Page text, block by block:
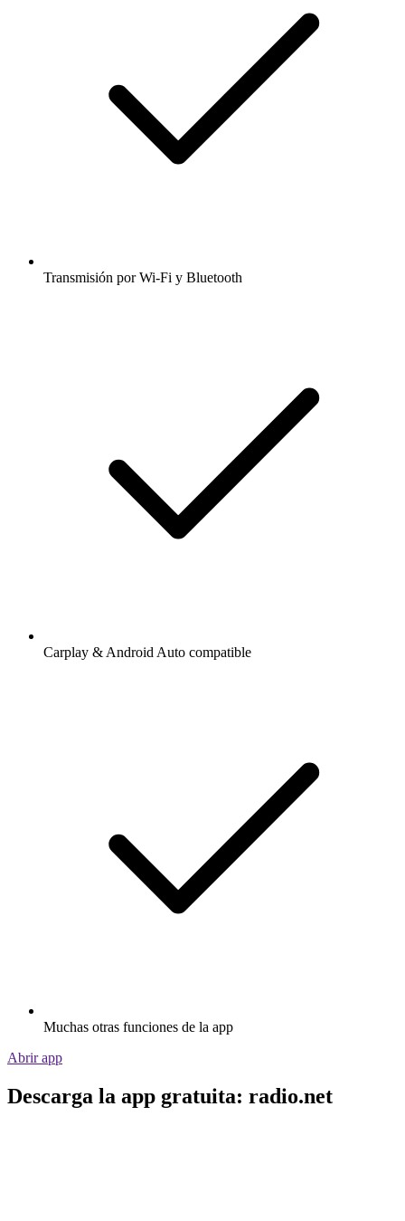
Transmisión por Wi-Fi y Bluetooth
Carplay & Android Auto compatible
Muchas otras funciones de la app
Abrir app
Descarga la app gratuita: radio.net